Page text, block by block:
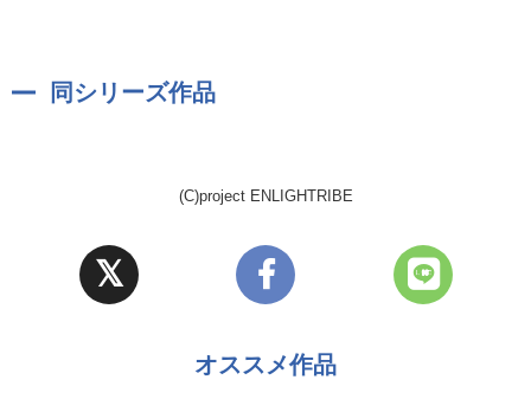
同シリーズ作品
(C)project ENLIGHTRIBE
オススメ作品